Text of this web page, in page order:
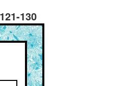
121-130